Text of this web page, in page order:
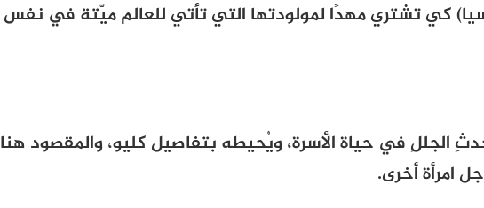
كي تشتري مهدًا لمولودتها التي تأتي للعالم ميّتة في نفس
الجللِ في حياة الأسرة، ويُحيطه بتفاصيل كليو، والمقصود هنا
امرأة أخرى.